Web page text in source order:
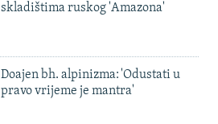
skladištima ruskog 'Amazona'
Doajen bh. alpinizma: 'Odustati u
pravo vrijeme je mantra'